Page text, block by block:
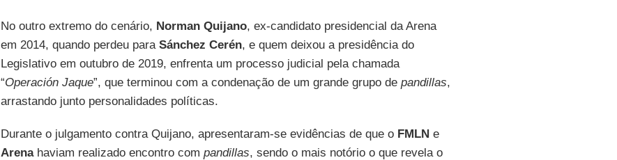
No outro extremo do cenário, Norman Quijano, ex-candidato presidencial da Arena
em 2014, quando perdeu para Sánchez Cerén, e quem deixou a presidência do
Legislativo em outubro de 2019, enfrenta um processo judicial pela chamada
“Operación Jaque”, que terminou com a condenação de um grande grupo de pandillas,
arrastando junto personalidades políticas.
Durante o julgamento contra Quijano, apresentaram-se evidências de que o FMLNe
Arenahaviam realizado encontro com pandillas, sendo o mais notório o que revela o